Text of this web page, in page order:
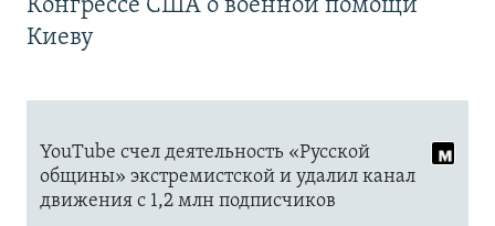
Конгрессе США о военной помощи
Киеву